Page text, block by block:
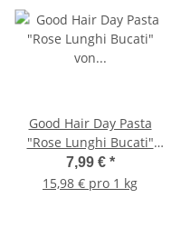
Good Hair Day Pasta
"Rose Lunghi Bucati"
von Greenomic 500g
7,99 € *
15,98 € pro 1 kg